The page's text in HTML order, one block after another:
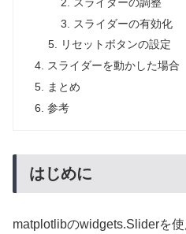
スライダーの調整
スライダーの有効化
リセットボタンの設定
スライダーを動かした場合
まとめ
参考
はじめに
matplotlibのwidgets.Sliderを